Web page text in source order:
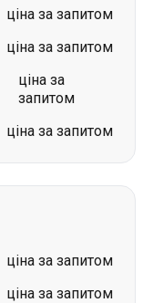
ціна за запитом
ціна за запитом
ціна за
запитом
ціна за запитом
ціна за запитом
ціна за запитом